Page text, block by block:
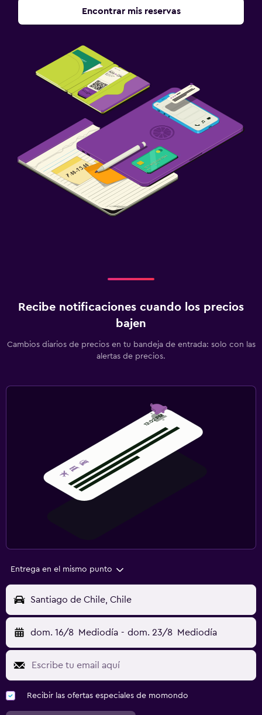
Encontrar mis reservas
Recibe notificaciones cuando los precios
bajen
Cambios diarios de precios en tu bandeja de entrada: solo con las
alertas de precios.
Entrega en el mismo punto
Santiago de Chile, Chile
dom. 16/8 Mediodía - dom. 23/8 Mediodía
Recibir las ofertas especiales de momondo